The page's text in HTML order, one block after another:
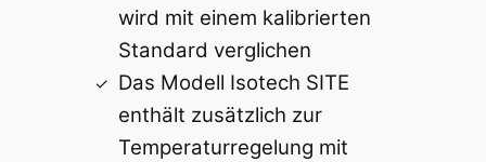
wird mit einem kalibrierten
Standard verglichen
Das Modell Isotech SITE
enthält zusätzlich zur
Temperaturregelung mit